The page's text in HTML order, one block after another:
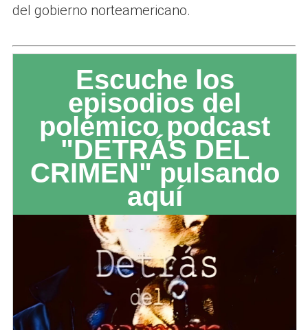
del gobierno norteamericano.
Escuche los
episodios del
polémico podcast
"DETRÁS DEL
CRIMEN" pulsando
aquí